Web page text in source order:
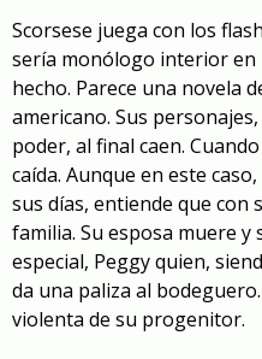
Scorsese juega con los
sería monólogo interior en
hecho. Parece una novela
americano. Sus
poder, al final caen.
caída. Aunque en este
sus días, entiende que con
familia. Su esposa muere y
especial, Peggy quien,
da una paliza al
violenta de su progenitor.